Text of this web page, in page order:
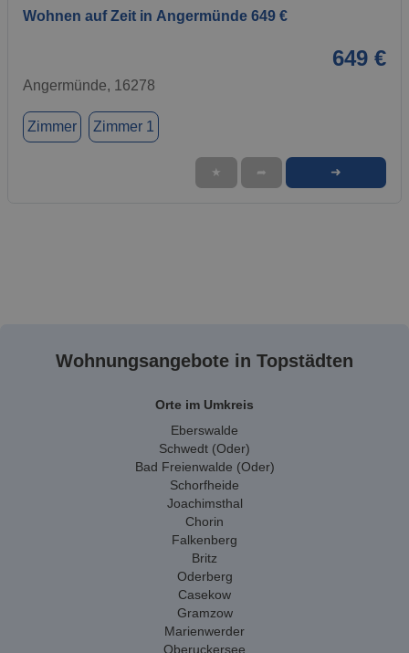
Wohnen auf Zeit in Angermünde 649 €
649 €
Angermünde, 16278
Zimmer Zimmer 1
★ ➦ ➜
Wohnungsangebote in Topstädten
Orte im Umkreis
Eberswalde
Schwedt (Oder)
Bad Freienwalde (Oder)
Schorfheide
Joachimsthal
Chorin
Falkenberg
Britz
Oderberg
Casekow
Gramzow
Marienwerder
Oberuckersee